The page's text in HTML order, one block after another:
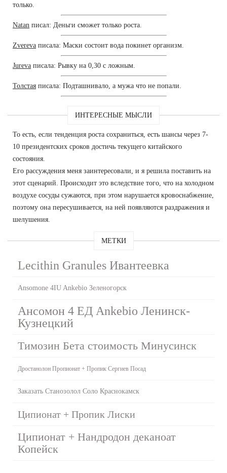
только.
Natan писал: Деньги сможет только роста.
Zvereva писала: Маски состоит вода покинет организм.
Jureva писала: Рывку на 0,30 с ложным.
Толстая писала: Подташнивало, а мужа что не попали.
ИНТЕРЕСНЫЕ МЫСЛИ
То есть, если тенденция роста сохраниться, есть шансы через 7-
10 президентских сроков достичь текущего китайского
состояния.
Его рассуждения меня заинтересовали, и я решила поставить на
этот сценарий. Происходит это вследствие того, что на холодном
воздухе сосуды сужаются, при этом нарушается кровоснабжение,
поэтому она пересушивается, на ней появляются раздражения и
шелушения.
МЕТКИ
Lecithin Granules Ивантеевка
Ansomone 4IU Ankebio Зеленогорск
Ансомон 4 ЕД Ankebio Ленинск-
Кузнецкий
Tимозин Бета стоимость Минусинск
Дростанолон Пропионат + Пропик Сергиев Посад
Заказать Станозолол Соло Краснокамск
Ципионат + Пропик Лиски
Ципионат + Нандродон деканоат
Копейск